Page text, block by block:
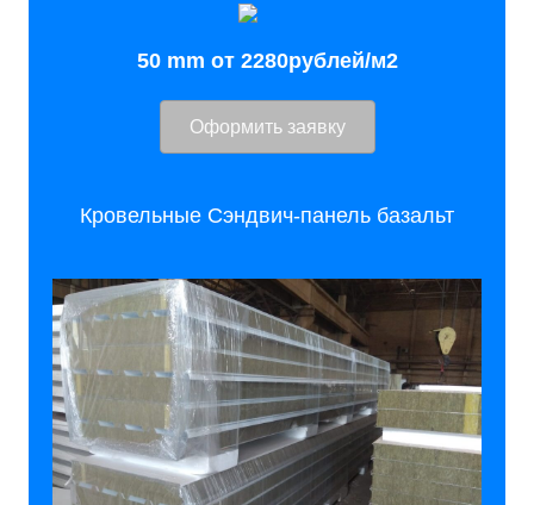
50 mm от 2280рублей/м2
Оформить заявку
Кровельные Сэндвич-панель базальт